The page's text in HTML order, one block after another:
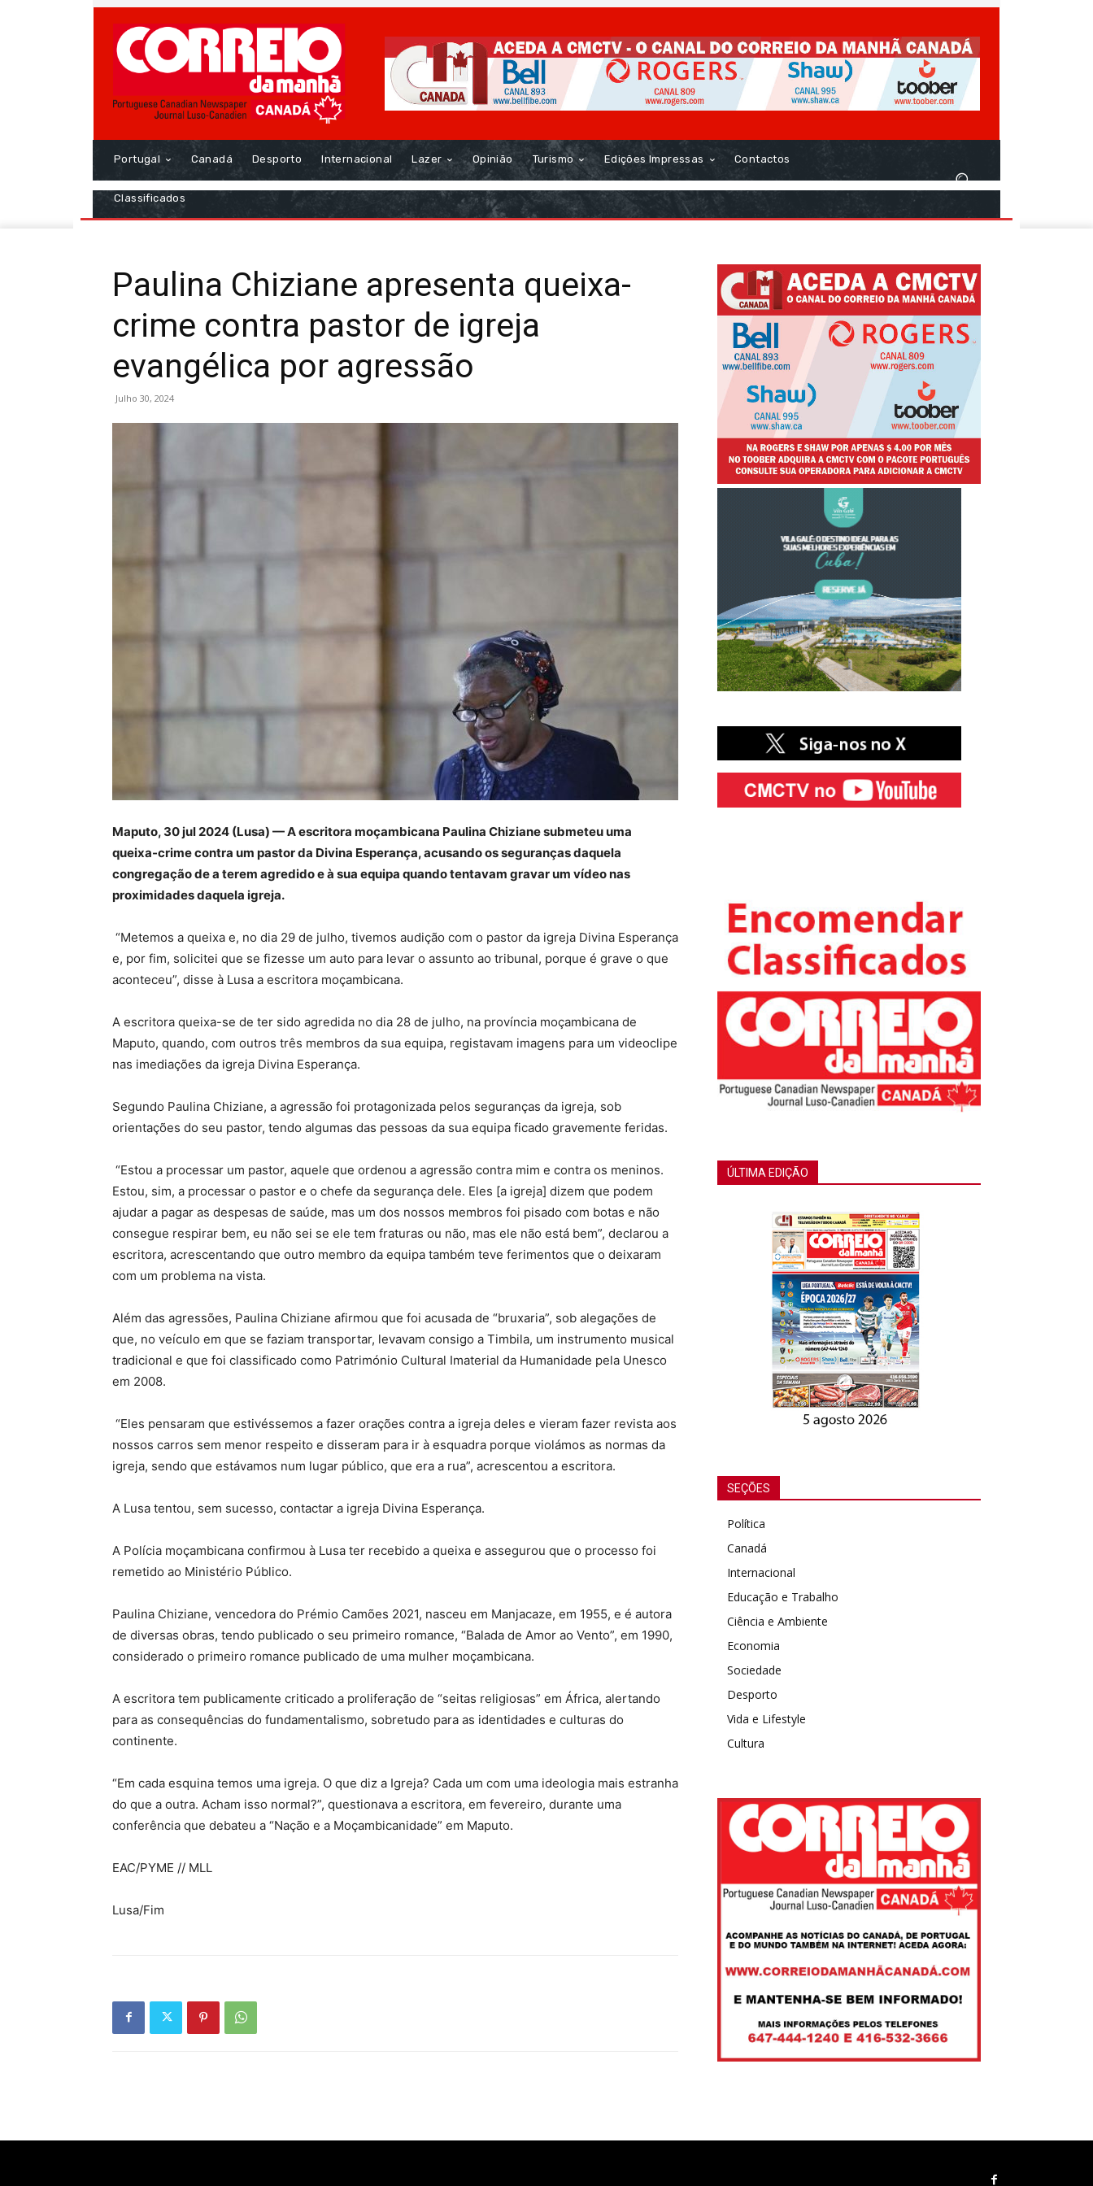
Portugal Canadá Desporto Internacional Lazer Opinião Turismo Edições Impressas Contactos
Classificados
Paulina Chiziane apresenta queixa-
crime contra pastor de igreja
evangélica por agressão
Julho 30, 2024
Maputo, 30 jul 2024 (Lusa) — A escritora moçambicana Paulina Chiziane submeteu uma
queixa-crime contra um pastor da Divina Esperança, acusando os seguranças daquela
congregação de a terem agredido e à sua equipa quando tentavam gravar um vídeo nas
proximidades daquela igreja.
“Metemos a queixa e, no dia 29 de julho, tivemos audição com o pastor da igreja Divina Esperança
e, por fim, solicitei que se fizesse um auto para levar o assunto ao tribunal, porque é grave o que
aconteceu”, disse à Lusa a escritora moçambicana.
A escritora queixa-se de ter sido agredida no dia 28 de julho, na província moçambicana de
Maputo, quando, com outros três membros da sua equipa, registavam imagens para um videoclipe
nas imediações da igreja Divina Esperança.
Segundo Paulina Chiziane, a agressão foi protagonizada pelos seguranças da igreja, sob
orientações do seu pastor, tendo algumas das pessoas da sua equipa ficado gravemente feridas.
“Estou a processar um pastor, aquele que ordenou a agressão contra mim e contra os meninos.
Estou, sim, a processar o pastor e o chefe da segurança dele. Eles [a igreja] dizem que podem
ajudar a pagar as despesas de saúde, mas um dos nossos membros foi pisado com botas e não
consegue respirar bem, eu não sei se ele tem fraturas ou não, mas ele não está bem”, declarou a
escritora, acrescentando que outro membro da equipa também teve ferimentos que o deixaram
com um problema na vista.
Além das agressões, Paulina Chiziane afirmou que foi acusada de “bruxaria”, sob alegações de
que, no veículo em que se faziam transportar, levavam consigo a Timbila, um instrumento musical
tradicional e que foi classificado como Património Cultural Imaterial da Humanidade pela Unesco
em 2008.
“Eles pensaram que estivéssemos a fazer orações contra a igreja deles e vieram fazer revista aos
nossos carros sem menor respeito e disseram para ir à esquadra porque violámos as normas da
igreja, sendo que estávamos num lugar público, que era a rua”, acrescentou a escritora.
A Lusa tentou, sem sucesso, contactar a igreja Divina Esperança.
A Polícia moçambicana confirmou à Lusa ter recebido a queixa e assegurou que o processo foi
remetido ao Ministério Público.
Paulina Chiziane, vencedora do Prémio Camões 2021, nasceu em Manjacaze, em 1955, e é autora
de diversas obras, tendo publicado o seu primeiro romance, “Balada de Amor ao Vento”, em 1990,
considerado o primeiro romance publicado de uma mulher moçambicana.
A escritora tem publicamente criticado a proliferação de “seitas religiosas” em África, alertando
para as consequências do fundamentalismo, sobretudo para as identidades e culturas do
continente.
“Em cada esquina temos uma igreja. O que diz a Igreja? Cada um com uma ideologia mais estranha
do que a outra. Acham isso normal?”, questionava a escritora, em fevereiro, durante uma
conferência que debateu a “Nação e a Moçambicanidade” em Maputo.
EAC/PYME // MLL
Lusa/Fim
ÚLTIMA EDIÇÃO
SEÇÕES
Política
Canadá
Internacional
Educação e Trabalho
Ciência e Ambiente
Economia
Sociedade
Desporto
Vida e Lifestyle
Cultura